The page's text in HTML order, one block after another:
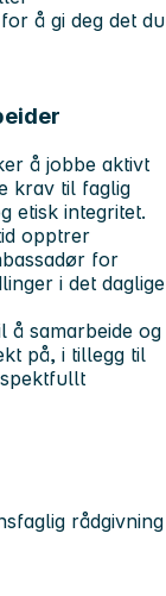
å gi deg det du
å jobbe aktivt
krav til faglig
etisk integritet.
opptrer
for
i det daglige
å samarbeide og
på, i tillegg til
rådgivning